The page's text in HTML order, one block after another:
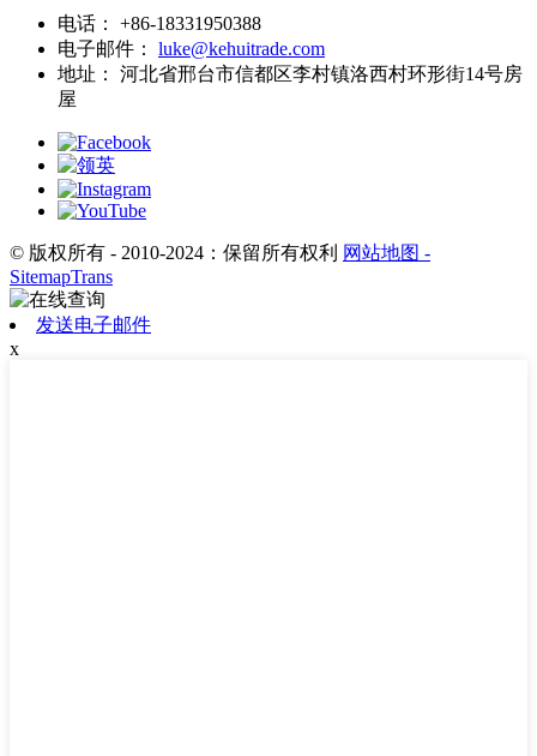
电话：
+86-18331950388
电子邮件：
luke@kehuitrade.com
地址：
河北省邢台市信都区李村镇洛西村环形街14号房
屋
© 版权所有 - 2010-2024：保留所有权利 网站地图 -
SitemapTrans
发送电子邮件
x